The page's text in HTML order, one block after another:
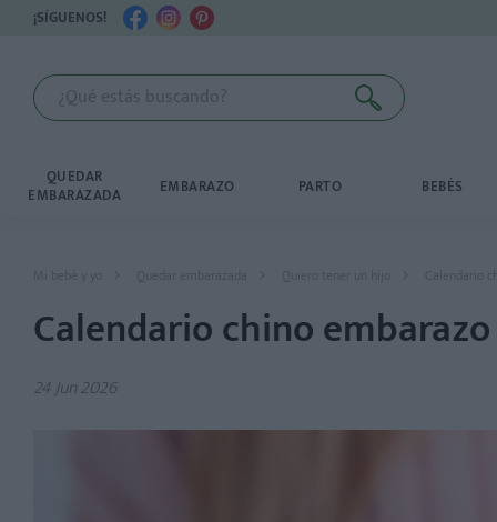
¡SÍGUENOS!
QUEDAR
EMBARAZADA EMBARAZO PARTO BEBÉS
Mi bebé y yo Quiero tener un hijo
Calendario chino
24 Jun 2026